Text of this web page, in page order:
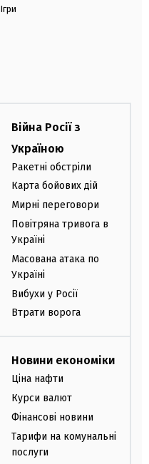
Ігри
Війна Росії з
Україною
Ракетні обстріли
Карта бойових дій
Мирні переговори
Повітряна тривога в
Україні
Масована атака по
Україні
Вибухи у Росії
Втрати ворога
Новини економіки
Ціна нафти
Курси валют
Фінансові новини
Тарифи на комунальні
послуги